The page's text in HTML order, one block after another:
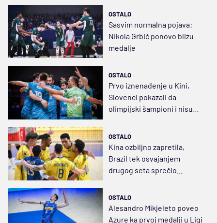
OSTALO
Sasvim normalna pojava:
Nikola Grbić ponovo blizu
medalje
OSTALO
Prvo iznenađenje u Kini,
Slovenci pokazali da
olimpijski šampioni i nisu
OSTALO
Kina ozbiljno zapretila,
Brazil tek osvajanjem
drugog seta sprečio
OSTALO
Alesandro Mikjeleto poveo
Azure ka prvoj medalji u Ligi